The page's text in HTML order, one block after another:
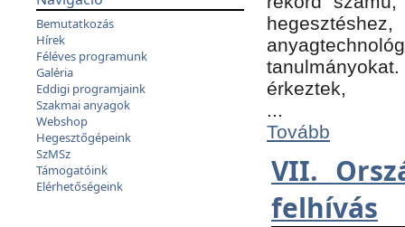
Bemutatkozás
Hírek
Féléves programunk
Galéria
Eddigi programjaink
Szakmai anyagok
Webshop
Hegesztőgépeink
SzMSz
Támogatóink
Elérhetőségeink
érkeztek,
...
Tovább
VII.
felhívás